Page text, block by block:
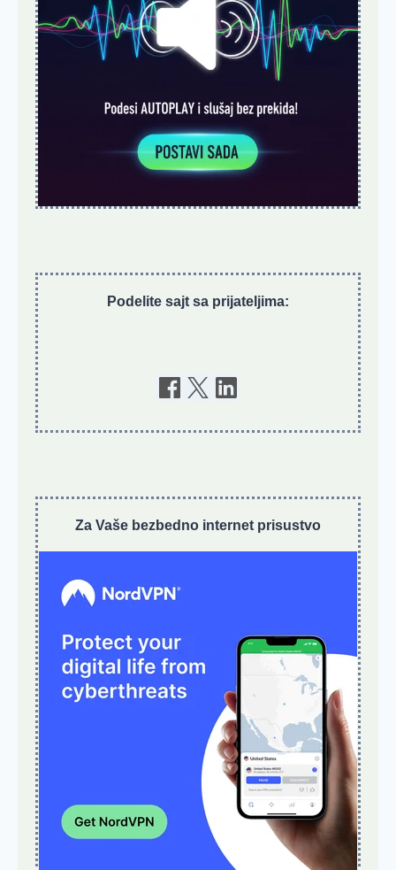
Podelite sajt sa prijateljima:
Za Vaše bezbedno internet prisustvo